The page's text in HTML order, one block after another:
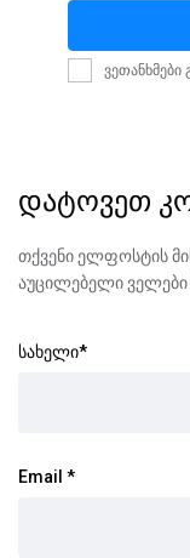
ვეთანხმები
დატოვეთ
თქვენი ელფოსტის
აუცილებელი ველები
სახელი*
Email *